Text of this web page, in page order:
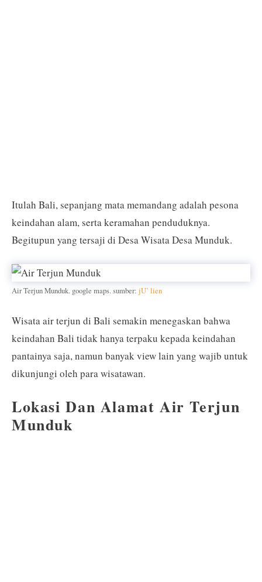
Itulah Bali, sepanjang mata memandang adalah pesona
keindahan alam, serta keramahan penduduknya.
Begitupun yang tersaji di Desa Wisata Desa Munduk.
Air Terjun Munduk. google maps. sumber: jU’ lien
Wisata air terjun di Bali semakin menegaskan bahwa
keindahan Bali tidak hanya terpaku kepada keindahan
pantainya saja, namun banyak view lain yang wajib untuk
dikunjungi oleh para wisatawan.
Lokasi Dan Alamat Air Terjun
Munduk